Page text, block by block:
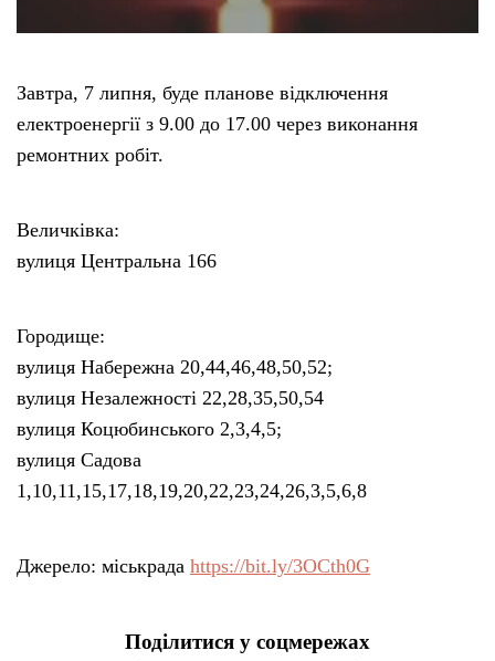
Завтра, 7 липня, буде планове відключення
електроенергії з 9.00 до 17.00 через виконання
ремонтних робіт.
Величківка:
вулиця Центральна 166
Городище:
вулиця Набережна 20,44,46,48,50,52;
вулиця Незалежності 22,28,35,50,54
вулиця Коцюбинського 2,3,4,5;
вулиця Садова
1,10,11,15,17,18,19,20,22,23,24,26,3,5,6,8
Джерело: міськрада https://bit.ly/3OCth0G
Поділитися у соцмережах